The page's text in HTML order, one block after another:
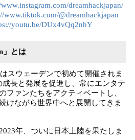
dreamhackjapan/
www.tiktok.com/@dreamhackjapan
youtu.be/DUx4vQq2nhY
」とは
スウェーデンで初めて開催されま
成長と発展を促進し、常にエンタテ
ファンたちをアクティベートし、
けながら世界中へと展開してきま
年、ついに日本上陸を果たしま